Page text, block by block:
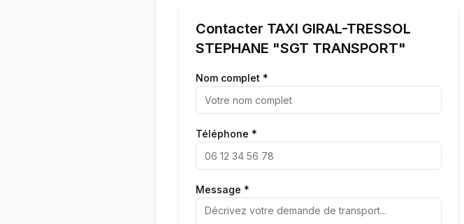
Contacter TAXI GIRAL-TRESSOL
STEPHANE "SGT TRANSPORT"
Nom complet *
Téléphone *
Message *